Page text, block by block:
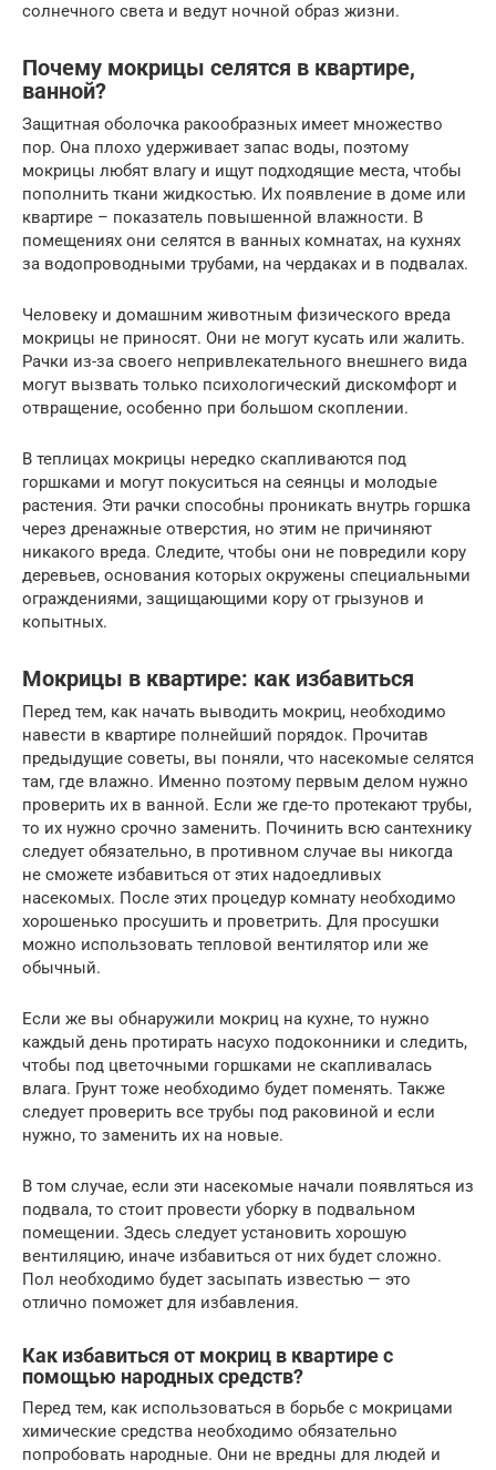
солнечного света и ведут ночной образ жизни.
Почему мокрицы селятся в квартире,
ванной?
Защитная оболочка ракообразных имеет множество
пор. Она плохо удерживает запас воды, поэтому
мокрицы любят влагу и ищут подходящие места, чтобы
пополнить ткани жидкостью. Их появление в доме или
квартире – показатель повышенной влажности. В
помещениях они селятся в ванных комнатах, на кухнях
за водопроводными трубами, на чердаках и в подвалах.
Человеку и домашним животным физического вреда
мокрицы не приносят. Они не могут кусать или жалить.
Рачки из-за своего непривлекательного внешнего вида
могут вызвать только психологический дискомфорт и
отвращение, особенно при большом скоплении.
В теплицах мокрицы нередко скапливаются под
горшками и могут покуситься на сеянцы и молодые
растения. Эти рачки способны проникать внутрь горшка
через дренажные отверстия, но этим не причиняют
никакого вреда. Следите, чтобы они не повредили кору
деревьев, основания которых окружены специальными
ограждениями, защищающими кору от грызунов и
копытных.
Мокрицы в квартире: как избавиться
Перед тем, как начать выводить мокриц, необходимо
навести в квартире полнейший порядок. Прочитав
предыдущие советы, вы поняли, что насекомые селятся
там, где влажно. Именно поэтому первым делом нужно
проверить их в ванной. Если же где-то протекают трубы,
то их нужно срочно заменить. Починить всю сантехнику
следует обязательно, в противном случае вы никогда
не сможете избавиться от этих надоедливых
насекомых. После этих процедур комнату необходимо
хорошенько просушить и проветрить. Для просушки
можно использовать тепловой вентилятор или же
обычный.
Если же вы обнаружили мокриц на кухне, то нужно
каждый день протирать насухо подоконники и следить,
чтобы под цветочными горшками не скапливалась
влага. Грунт тоже необходимо будет поменять. Также
следует проверить все трубы под раковиной и если
нужно, то заменить их на новые.
В том случае, если эти насекомые начали появляться из
подвала, то стоит провести уборку в подвальном
помещении. Здесь следует установить хорошую
вентиляцию, иначе избавиться от них будет сложно.
Пол необходимо будет засыпать известью — это
отлично поможет для избавления.
Как избавиться от мокриц в квартире с
помощью народных средств?
Перед тем, как использоваться в борьбе с мокрицами
химические средства необходимо обязательно
попробовать народные. Они не вредны для людей и